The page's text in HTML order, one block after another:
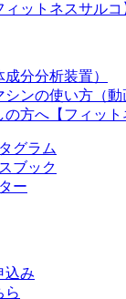
ットネスサルコ
分分析装置）
ンの使い方（動
方へ【フィット